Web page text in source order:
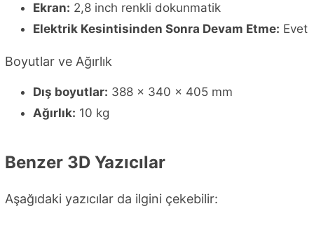
Ekran: 2,8 inch renkli dokunmatik
Elektrik Kesintisinden Sonra Devam Etme: Evet
Boyutlar ve Ağırlık
Dış boyutlar: 388 x 340 x 405 mm
Ağırlık: 10 kg
Benzer 3D Yazıcılar
Aşağıdaki yazıcılar da ilgini çekebilir: